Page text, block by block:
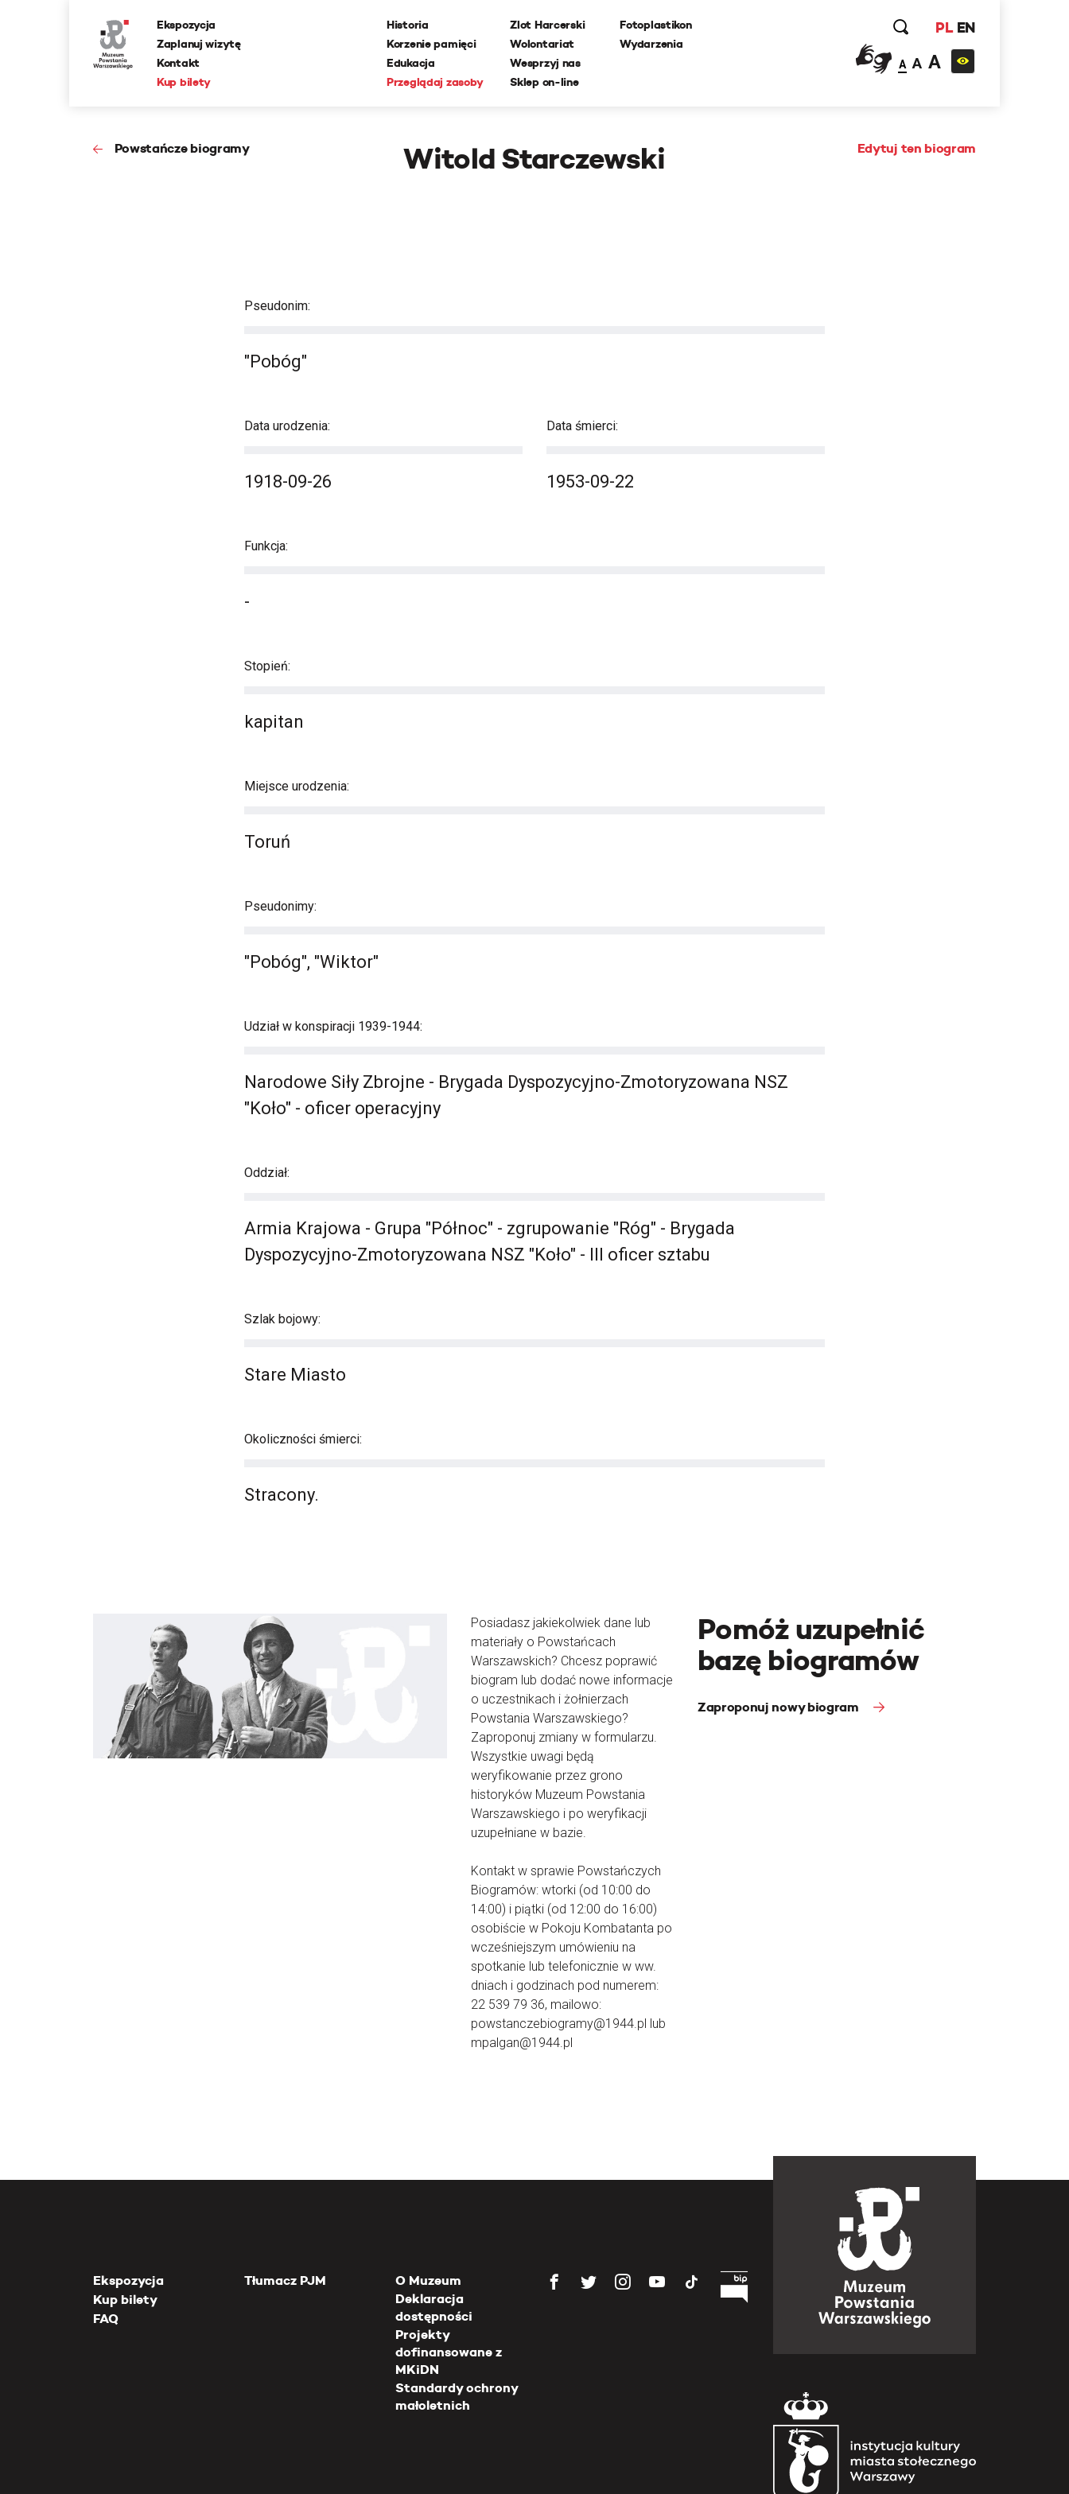
Ekspozycja
Zaplanuj wizytę
Kontakt
Kup bilety
Historia
Korzenie pamięci
Edukacja
Przeglądaj zasoby
Zlot Harcerski
Wolontariat
Wesprzyj nas
Sklep on-line
Fotoplastikon
Wydarzenia
PL EN
A A A
Powstańcze biogramy Edytuj ten biogram
Witold Starczewski
Pseudonim:
"Pobóg"
Data urodzenia:
1918-09-26
Data śmierci:
1953-09-22
Funkcja:
-
Stopień:
kapitan
Miejsce urodzenia:
Toruń
Pseudonimy:
"Pobóg", "Wiktor"
Udział w konspiracji 1939-1944:
Narodowe Siły Zbrojne - Brygada Dyspozycyjno-Zmotoryzowana NSZ
"Koło" - oficer operacyjny
Oddział:
Armia Krajowa - Grupa "Północ" - zgrupowanie "Róg" - Brygada
Dyspozycyjno-Zmotoryzowana NSZ "Koło" - III oficer sztabu
Szlak bojowy:
Stare Miasto
Okoliczności śmierci:
Stracony.
Posiadasz jakiekolwiek dane lub
materiały o Powstańcach
Warszawskich? Chcesz poprawić
biogram lub dodać nowe informacje
o uczestnikach i żołnierzach
Powstania Warszawskiego?
Zaproponuj zmiany w formularzu.
Wszystkie uwagi będą
weryfikowanie przez grono
historyków Muzeum Powstania
Warszawskiego i po weryfikacji
uzupełniane w bazie.
Kontakt w sprawie Powstańczych
Biogramów: wtorki (od 10:00 do
14:00) i piątki (od 12:00 do 16:00)
osobiście w Pokoju Kombatanta po
wcześniejszym umówieniu na
spotkanie lub telefonicznie w ww.
dniach i godzinach pod numerem:
22 539 79 36, mailowo:
powstanczebiogramy@1944.pl lub
mpalgan@1944.pl
Pomóż uzupełnić
bazę biogramów
Zaproponuj nowy biogram
Ekspozycja
Kup bilety
FAQ
Tłumacz PJM
O Muzeum
Deklaracja
dostępności
Projekty
dofinansowane z
MKiDN
Standardy ochrony
małoletnich